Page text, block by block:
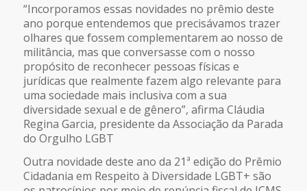
“Incorporamos essas novidades no prêmio deste
ano porque entendemos que precisávamos trazer
olhares que fossem complementarem ao nosso de
militância, mas que conversasse com o nosso
propósito de reconhecer pessoas físicas e
jurídicas que realmente fazem algo relevante para
uma sociedade mais inclusiva com a sua
diversidade sexual e de gênero”, afirma Cláudia
Regina Garcia, presidente da Associação da Parada
do Orgulho LGBT
Outra novidade deste ano da 21ª edição do Prêmio
Cidadania em Respeito à Diversidade LGBT+ são